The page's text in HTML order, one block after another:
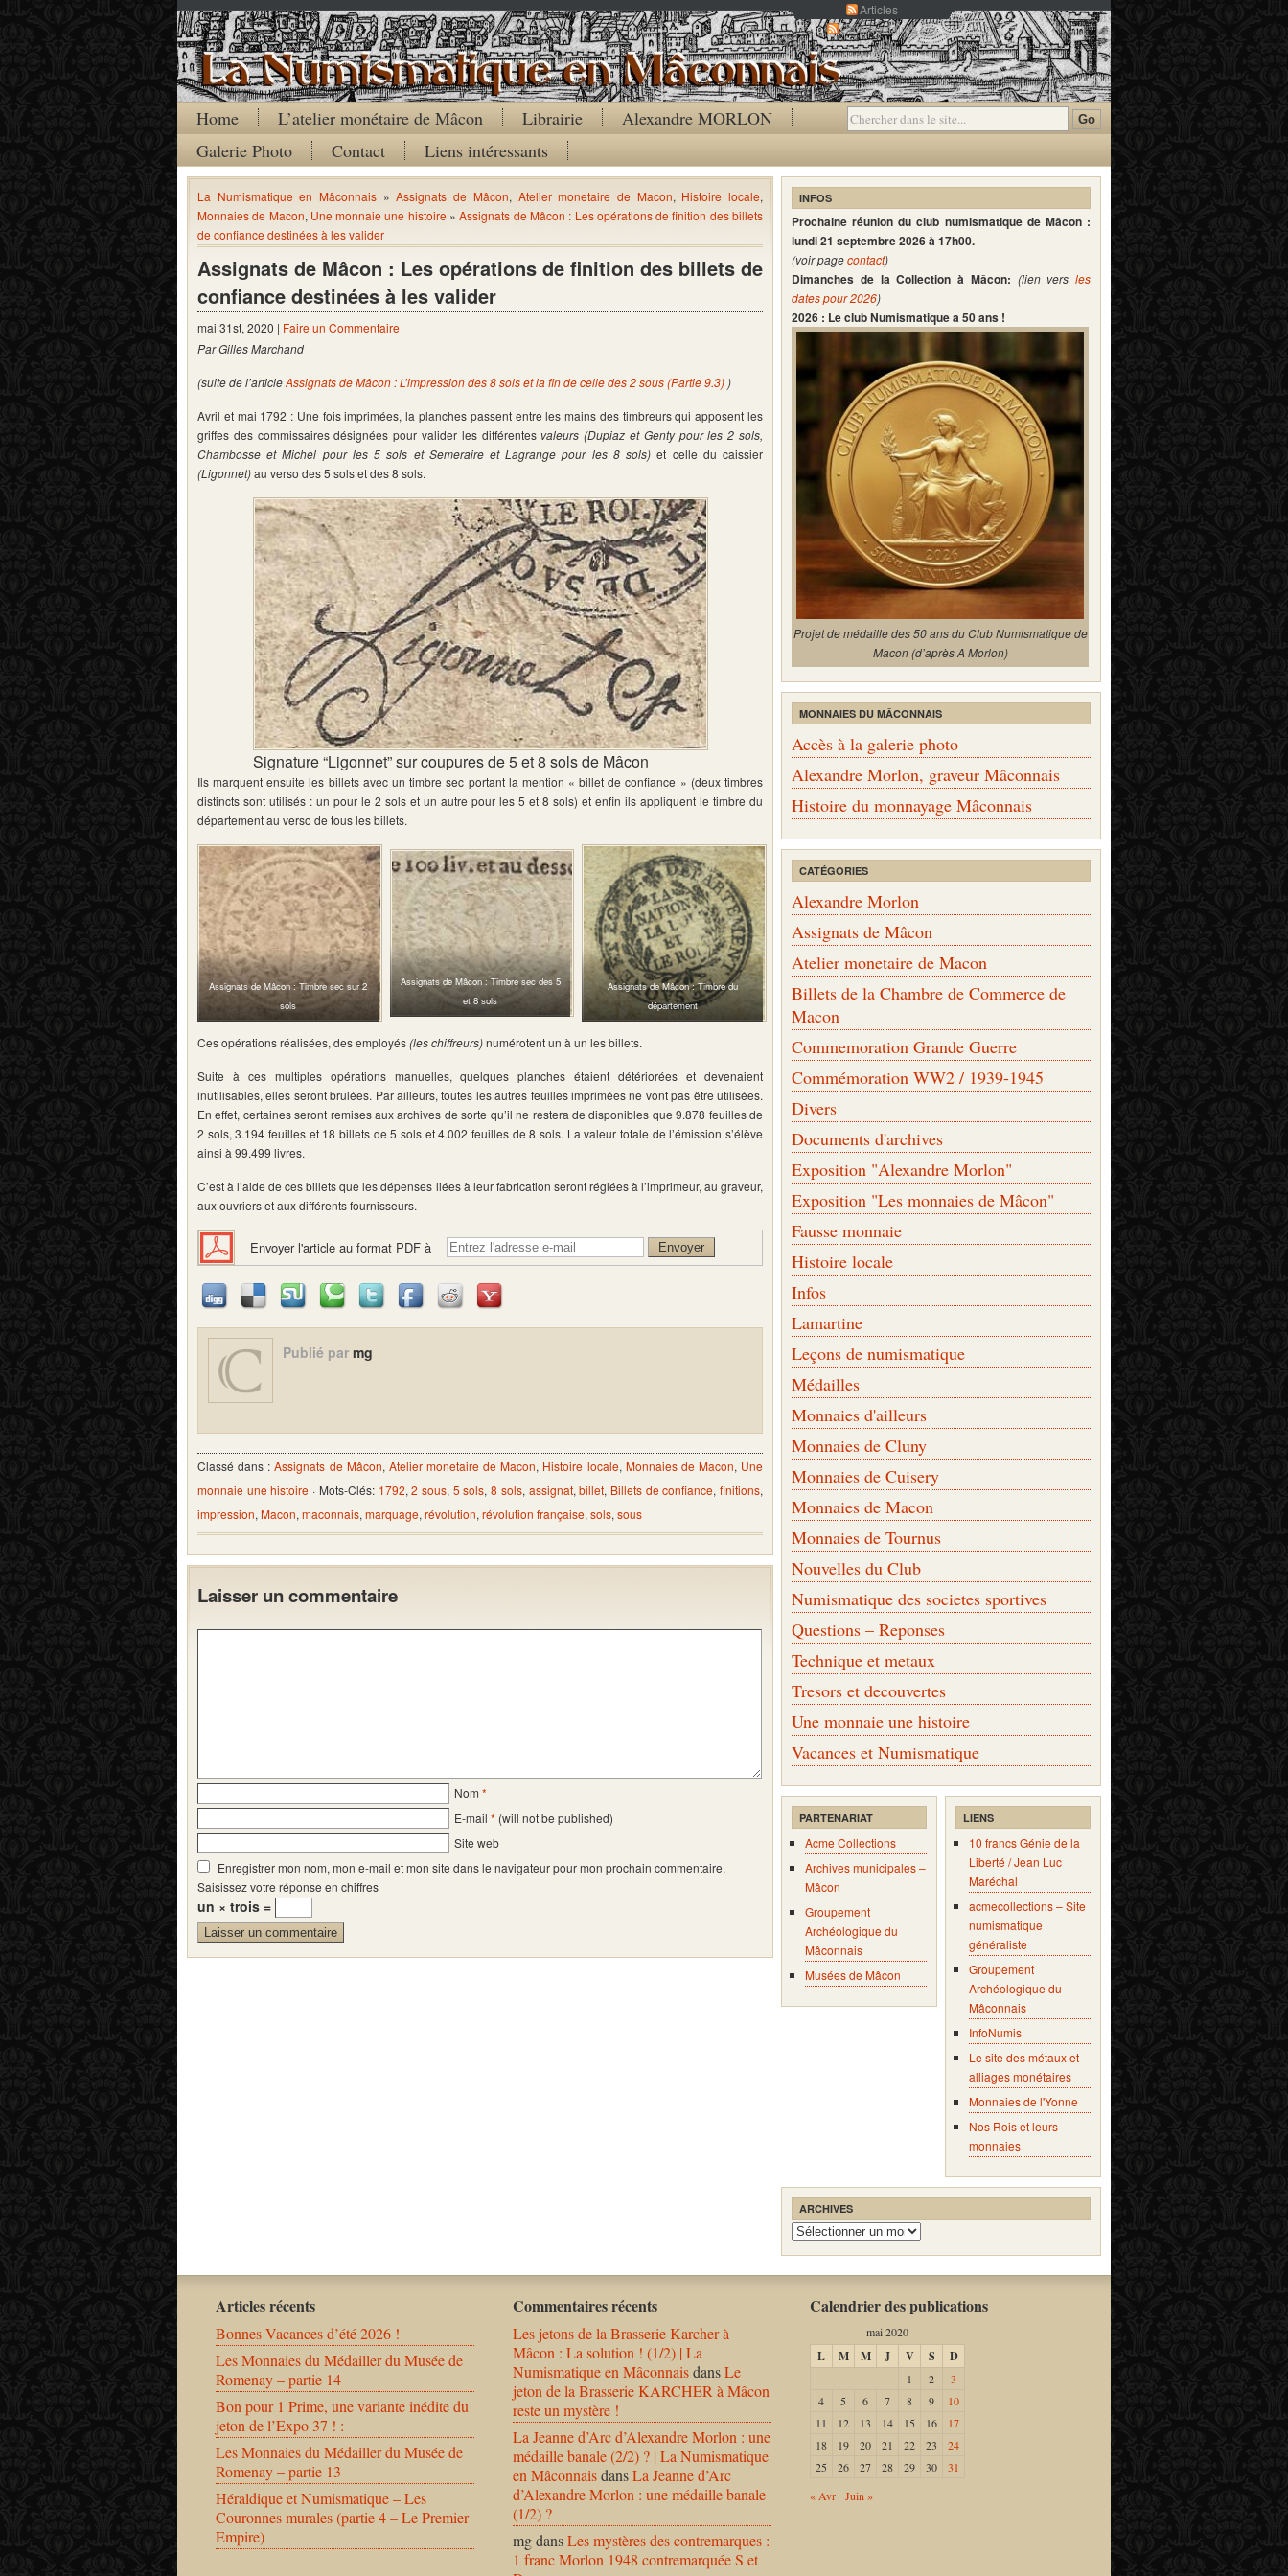
Articles
Commentaires
Home L’atelier monétaire de Mâcon Librairie
Alexandre MORLON
Galerie Photo
Contact Liens intéressants
La Numismatique en Mâconnais »Assignats de Mâcon, Atelier monetaire de Macon, Histoire locale,
Monnaies de Macon, Une monnaie une histoire »Assignats de Mâcon : Les opérations de finition des billets
de confiance destinées à les valider
Assignats de Mâcon : Les opérations de finition des billets de
confiance destinées à les valider
mai 31st, 2020 | Faire un Commentaire
Par Gilles Marchand
(suite de l’articleAssignats de Mâcon : L’impression des 8 sols et la fin de celle des 2 sous (Partie 9.3) )
Avril et mai 1792 : Une fois imprimées, la planches passent entre les mains des timbreurs qui apposent les
griffes des commissaires désignées pour valider les différentes valeurs (Dupiaz et Genty pour les 2 sols,
Chambosse et Michel pour les 5 sols et Semeraire et Lagrange pour les 8 sols) et celle du caissier
(Ligonnet)au verso des 5 sols et des 8 sols.
Signature “Ligonnet” sur coupures de 5 et 8 sols de Mâcon
Ils marquent ensuite les billets avec un timbre sec portant la mention « billet de confiance » (deux timbres
distincts sont utilisés : un pour le 2 sols et un autre pour les 5 et 8 sols) et enfin ils appliquent le timbre du
département au verso de tous les billets.
Assignats de Mâcon : Timbre sec sur 2
sols
Assignats de Mâcon : Timbre sec des 5
et 8 sols
Assignats de Mâcon : Timbre du
département
Ces opérations réalisées, des employés(les chiffreurs)numérotent un à un les billets.
Suite à ces multiples opérations manuelles, quelques planches étaient détériorées et devenaient
inutilisables, elles seront brûlées. Par ailleurs, toutes les autres feuilles imprimées ne vont pas être utilisées.
En effet, certaines seront remises aux archives de sorte qu’il ne restera de disponibles que 9.878 feuilles de
2 sols, 3.194 feuilles et 18 billets de 5 sols et 4.002 feuilles de 8 sols. La valeur totale de l’émission s’élève
ainsi à 99.499 livres.
C’est à l’aide de ces billets que les dépenses liées à leur fabrication seront réglées à l’imprimeur, au graveur,
aux ouvriers et aux différents fournisseurs.
Envoyer l'article au format PDF à
Publié par mg
Classé dans :Assignats de Mâcon, Atelier monetaire de Macon, Histoire locale, Monnaies de Macon, Une
monnaie une histoire · Mots-Clés: 1792,2 sous, 5 sols,8 sols, assignat,billet, Billets de confiance,finitions,
impression, Macon, maconnais, marquage, révolution, révolution française, sols, sous
Laisser un commentaire
Nom *
E-mail * (will not be published)
Site web
Enregistrer mon nom, mon e-mail et mon site dans le navigateur pour mon prochain commentaire.
Saisissez votre réponse en chiffres
un × trois =
INFOS
Prochaine réunion du club numismatique de Mâcon :
lundi 21 septembre 2026 à 17h00.
(voir pagecontact)
Dimanches de la Collection à Mâcon: (lien vers les
dates pour 2026)
2026 : Le club Numismatique a 50 ans !
Projet de médaille des 50 ans du Club Numismatique de
Macon (d’après A Morlon)
MONNAIES DU MÂCONNAIS
Accès à la galerie photo
Alexandre Morlon, graveur Mâconnais
Histoire du monnayage Mâconnais
CATÉGORIES
Alexandre Morlon
Assignats de Mâcon
Atelier monetaire de Macon
Billets de la Chambre de Commerce de
Macon
Commemoration Grande Guerre
Commémoration WW2 / 1939-1945
Divers
Documents d'archives
Exposition "Alexandre Morlon"
Exposition "Les monnaies de Mâcon"
Fausse monnaie
Histoire locale
Infos
Lamartine
Leçons de numismatique
Médailles
Monnaies d'ailleurs
Monnaies de Cluny
Monnaies de Cuisery
Monnaies de Macon
Monnaies de Tournus
Nouvelles du Club
Numismatique des societes sportives
Questions – Reponses
Technique et metaux
Tresors et decouvertes
Une monnaie une histoire
Vacances et Numismatique
PARTENARIAT
Acme Collections
Archives municipales –
Mâcon
Groupement
Archéologique du
Mâconnais
Musées de Mâcon
LIENS
10 francs Génie de la
Liberté / Jean Luc
Maréchal
acmecollections – Site
numismatique
généraliste
Groupement
Archéologique du
Mâconnais
InfoNumis
Le site des métaux et
alliages monétaires
Monnaies de l'Yonne
Nos Rois et leurs
monnaies
ARCHIVES
Archives
Articles récents
Bonnes Vacances d’été 2026 !
Les Monnaies du Médailler du Musée de
Romenay – partie 14
Bon pour 1 Prime, une variante inédite du
jeton de l’Expo 37 ! :
Les Monnaies du Médailler du Musée de
Romenay – partie 13
Héraldique et Numismatique – Les
Couronnes murales (partie 4 – Le Premier
Empire)
Commentaires récents
Les jetons de la Brasserie Karcher à
Mâcon : La solution ! (1/2) | La
Numismatique en MâconnaisdansLe
jeton de la Brasserie KARCHER à Mâcon
reste un mystère !
La Jeanne d’Arc d’Alexandre Morlon : une
médaille banale (2/2) ? | La Numismatique
en MâconnaisdansLa Jeanne d’Arc
d’Alexandre Morlon : une médaille banale
(1/2) ?
mgdansLes mystères des contremarques :
1 franc Morlon 1948 contremarquée S et
Calendrier des publications
mai 2020
L M M J V S D
1 2
3
4
5 6 7 8 9
10
11
12 13 14 15 16
17
18
19 20 21 22 23
24
25
26 27 28 29 30
31
« Avr
Juin »